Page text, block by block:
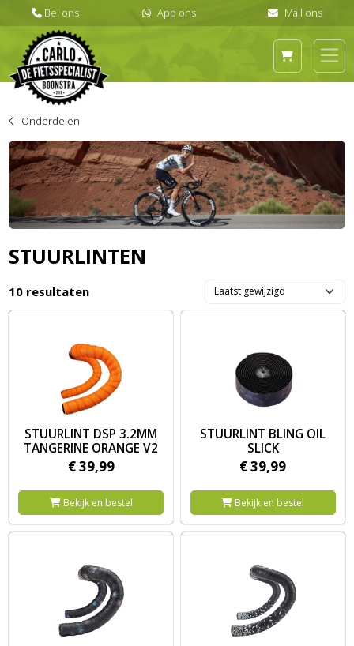
Onderdelen
STUURLINTEN
10 resultaten
STUURLINT DSP 3.2MM
TANGERINE ORANGE V2
€39,99
Bekijk en bestel
STUURLINT BLING OIL
SLICK
€39,99
Bekijk en bestel